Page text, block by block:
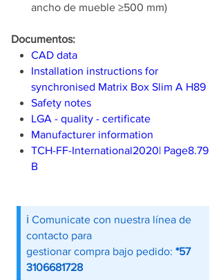
ancho de mueble ≥500 mm)
Documentos:
CAD data
Installation instructions for
synchronised Matrix Box Slim A H89
Safety notes
LGA - quality - certificate
Manufacturer information
TCH-FF-International2020| Page8.79
B
ℹ️ Comunicate con nuestra línea de
contacto para
gestionar compra bajo pedido: *57
3106681728